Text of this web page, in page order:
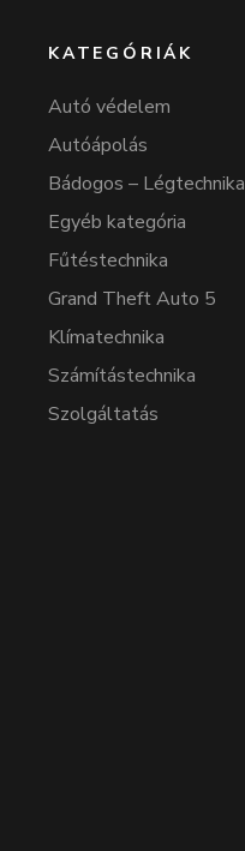
KATEGÓRIÁK
Autó védelem
Autóápolás
Bádogos – Légtechnika
Egyéb kategória
Fűtéstechnika
Grand Theft Auto 5
Klímatechnika
Számítástechnika
Szolgáltatás